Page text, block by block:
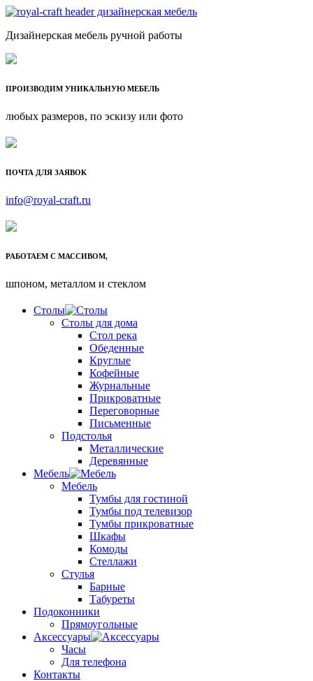
Дизайнерская мебель ручной работы
ПРОИЗВОДИМ УНИКАЛЬНУЮ МЕБЕЛЬ
любых размеров, по эскизу или фото
ПОЧТА ДЛЯ ЗАЯВОК
info@royal-craft.ru
РАБОТАЕМ С МАССИВОМ,
шпоном, металлом и стеклом
Столы
Столы для дома
Стол река
Обеденные
Круглые
Кофейные
Журнальные
Прикроватные
Переговорные
Письменные
Подстолья
Металлические
Деревянные
Мебель
Мебель
Тумбы для гостиной
Тумбы под телевизор
Тумбы прикроватные
Шкафы
Комоды
Стеллажи
Стулья
Барные
Табуреты
Подоконники
Прямоугольные
Аксессуары
Часы
Для телефона
Контакты